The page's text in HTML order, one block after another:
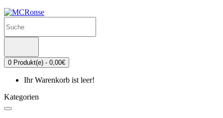
0 Produkt(e) - 0,00€
Ihr Warenkorb ist leer!
Kategorien